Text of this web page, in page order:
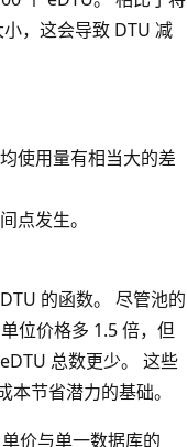
，这会导致 DTU 减
使用量有相当大的差
点发生。
的函数。 尽管池的
位价格多 1.5 倍，但
总数更少。 这些
节省潜力的基础。
价与单一数据库的